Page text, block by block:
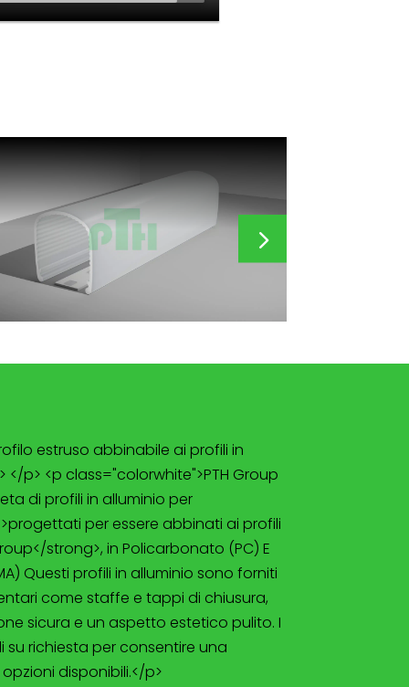
estruso abbinabile ai profili in
</p> <p class="colorwhite">PTH Group
di profili in alluminio per
per essere abbinati ai profili
strong>, in Policarbonato (PC) E
Questi profili in alluminio sono forniti
come staffe e tappi di chiusura,
sicura e un aspetto estetico pulito. I
richiesta per consentire una
disponibili.</p>